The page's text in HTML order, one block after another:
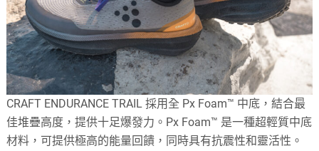
CRAFT ENDURANCE TRAIL 採用全 Px Foam™ 中底，結合最
佳堆疊高度，提供十足爆發力。Px Foam™ 是一種超輕質中底
材料，可提供極高的能量回饋，同時具有抗震性和靈活性。